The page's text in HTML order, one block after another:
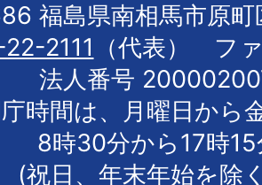
福島県南相馬市原町
2111
（代表） フ
法人番号
時間は、月曜日から
8時30分から17時
(祝日、年末年始を除